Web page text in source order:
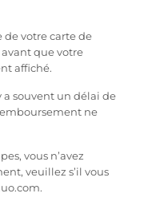
de votre carte de
que votre
affiché.
a souvent un délai de
ne
vous n’avez
veuillez s’il vous
.